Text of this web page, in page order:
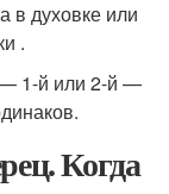
в духовке или
.
1-й или 2-й —
Когда